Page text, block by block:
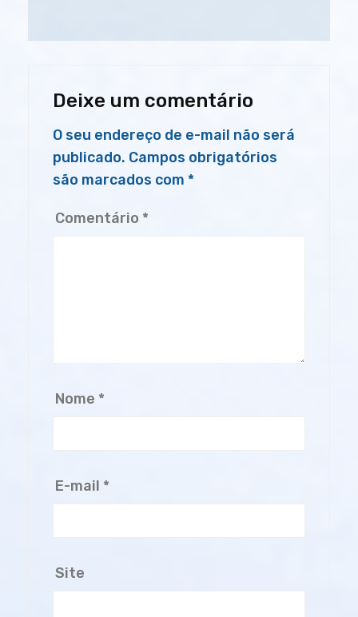
Deixe um comentário
O seu endereço de e-mail não será
publicado. Campos obrigatórios
são marcados com *
Comentário *
Nome *
E-mail *
Site